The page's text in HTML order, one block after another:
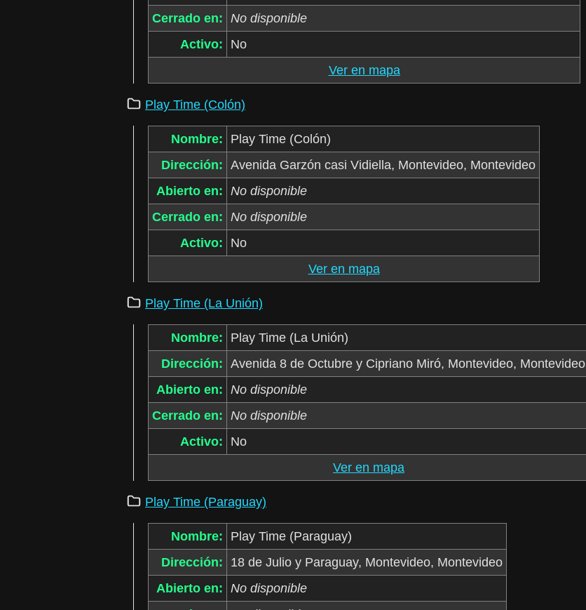
Cerrado en: No disponible
Activo:
No
Ver en mapa
Play Time (Colón)
Nombre:
Play Time (Colón)
Dirección: Avenida Garzón casi Vidiella, Montevideo, Montevideo
Abierto en: No disponible
Cerrado en: No disponible
Activo:
No
Ver en mapa
Play Time (La Unión)
Nombre:
Play Time (La Unión)
Dirección: Avenida 8 de Octubre y Cipriano Miró, Montevideo, Montevideo
Abierto en: No disponible
Cerrado en: No disponible
Activo:
No
Ver en mapa
Play Time (Paraguay)
Nombre:
Play Time (Paraguay)
Dirección:
18 de Julio y Paraguay, Montevideo, Montevideo
Abierto en: No disponible